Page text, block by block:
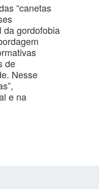
“canetas
da gordofobia
de
Nesse
e na